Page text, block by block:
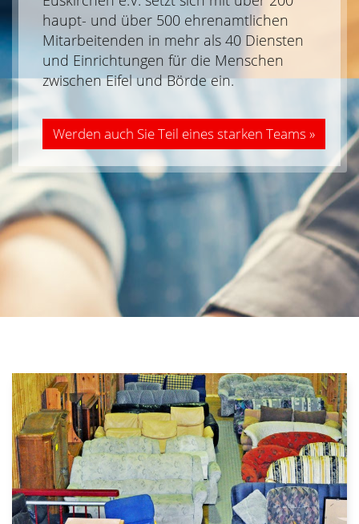
haupt- und über 500 ehrenamtlichen
Mitarbeitenden in mehr als 40 Diensten
und Einrichtungen für die Menschen
zwischen Eifel und Börde ein.
Werden auch Sie Teil eines starken Teams